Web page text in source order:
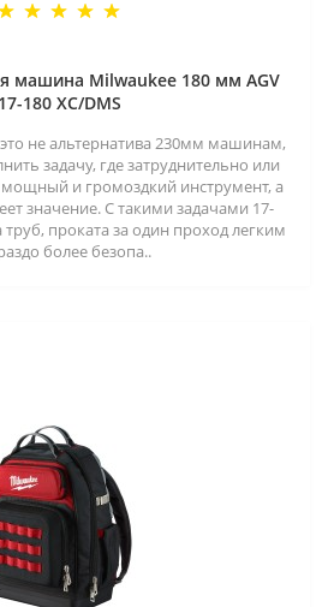
машина Milwaukee 180 мм AGV
17-180 XC/DMS
не альтернатива 230мм машинам,
задачу, где затруднительно или
и громоздкий инструмент, а
значение. С такими задачами 17-
труб, проката за один проход легким
более безопа..